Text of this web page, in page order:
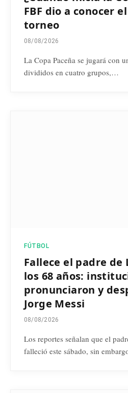
FBF dio a conocer
torneo
08/08/2026
La Copa Paceña se jugará con
divididos en cuatro grupos,…
FÚTBOL
Fallece el padre de
los 68 años:
pronunciaron y
Jorge Messi
08/08/2026
Los reportes señalan que el
falleció este sábado, sin